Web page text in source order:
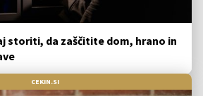
storiti, da zaščitite dom, hrano in
CEKIN.SI